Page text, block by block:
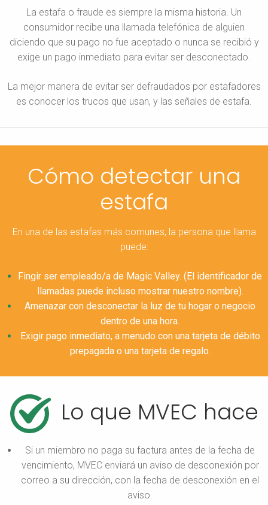
La estafa o fraude es siempre la misma historia. Un
consumidor recibe una llamada telefónica de alguien
diciendo que su pago no fue aceptado o nunca se recibió y
exige un pago inmediato para evitar ser desconectado.
La mejor manera de evitar ser defraudados por estafadores
es conocer los trucos que usan, y las señales de estafa.
Cómo detectar una
estafa
En una de las estafas más comunes, la persona que llama
puede:
Fingir ser empleado/a de Magic Valley. (El identificador de
llamadas puede incluso mostrar nuestro nombre).
Amenazar con desconectar la luz de tu hogar o negocio
dentro de una hora.
Exigir pago inmediato, a menudo con una tarjeta de débito
prepagada o una tarjeta de regalo.
Lo que MVEC hace
Si un miembro no paga su factura antes de la fecha de
vencimiento, MVEC enviará un aviso de desconexión por
correo a su dirección, con la fecha de desconexión en el
aviso.